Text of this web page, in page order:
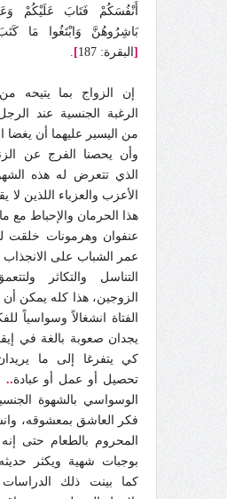
أَنْفُسَكُمْ فَتَابَ عَلَيْكُمْ
بَاشِرُوهُنَّ وَابْتَغُوا مَا
[ البقرة: 187 ]
.
إن الزواج بما يتيحه
الرغبة الجنسية عند
من اليسير عليهما أن يغضا
وأن يحصنا الفرج عن
الذي تتعرض له هذه
الأعزب والعزباء اللذين لا
هذا الحرمان والإحباط مع
عنفوان وهرمونات خلقت
عمر الشباب على الانجذاب
التناسل والتكاثر
الزوجين، هذا كله يمكن
الفتاة انشغالاً وسواسياً
يجدان صعوبة بالغة في
كي يتفرغا إلى ما
تحصيل أو عمل أو عبادة..
الوسواسي بالشهوة
فكر العاشق بمعشوقه،
المحروم بالطعام حتى
بوجبات شهية ويكثر
كما بينت ذلك الدراسات